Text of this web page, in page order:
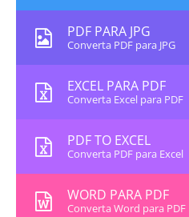
PDF PARA JPG
Converta PDF para JPG
EXCEL PARA PDF
Converta Excel para PDF
PDF TO EXCEL
Converta PDF para Excel
WORD PARA PDF
Converta Word para PDF